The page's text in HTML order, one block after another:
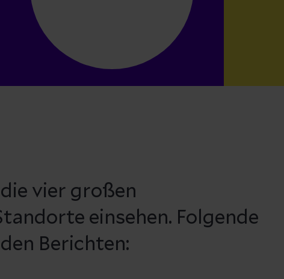
vier großen
einsehen. Folgende
Berichten: